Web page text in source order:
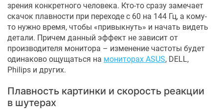
зрения конкретного человека. Кто-то сразу замечает
скачок плавности при переходе с 60 на 144 Гц, а кому-
то нужно время, чтобы «привыкнуть» и начать видеть
детали. Причем данный эффект не зависит от
производителя монитора – изменение частоты будет
одинаково ощущаться на мониторах ASUS, DELL,
Philips и других.
Плавность картинки и скорость реакции
в шутерах